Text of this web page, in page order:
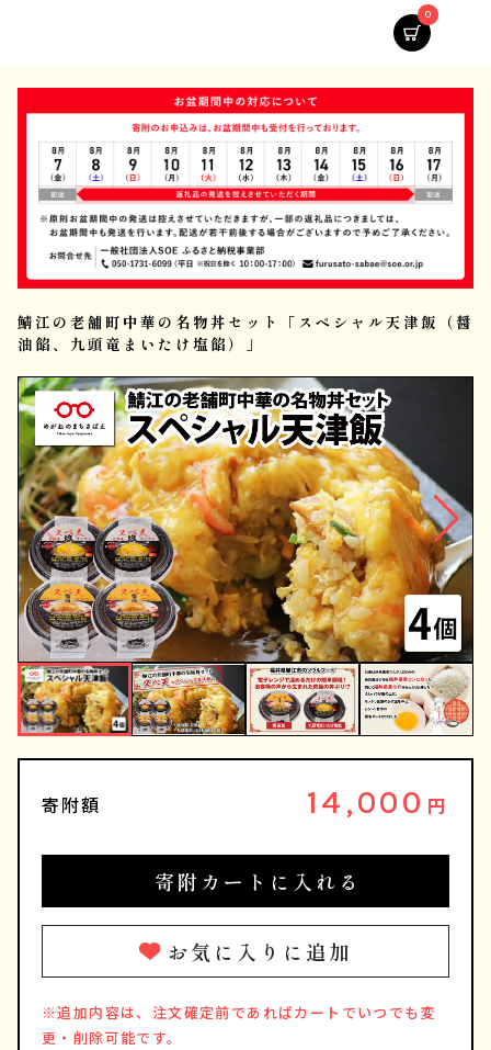
0
鯖江の老舗町中華の名物丼セット「スペシャル天津飯（醤
油餡、九頭竜まいたけ塩餡）」
寄附額 14,000 円
寄附カートに入れる
お気に入りに追加
※追加内容は、注文確定前であればカートでいつでも変
更・削除可能です。